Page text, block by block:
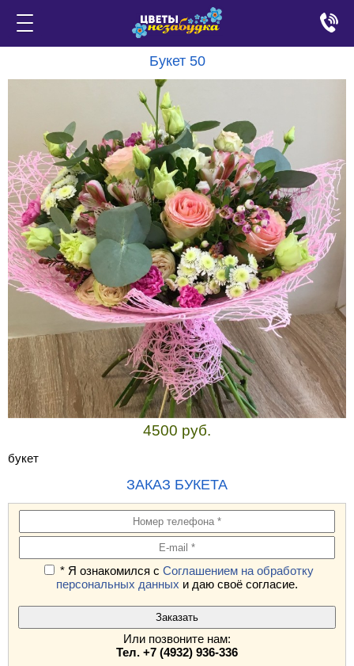
Букет 50
4500 руб.
букет
ЗАКАЗ БУКЕТА
* Я ознакомился с Соглашением на обработку
персональных данных и даю своё согласие.
Или позвоните нам:
Тел. +7 (4932) 936-336